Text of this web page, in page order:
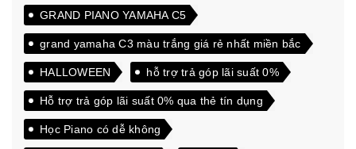
GRAND PIANO YAMAHA C5
grand yamaha C3 màu trắng giá rẻ nhất miền bắc
HALLOWEEN hỗ trợ trả góp lãi suất 0%
Hỗ trợ trả góp lãi suất 0% qua thẻ tín dụng
Học Piano có dễ không